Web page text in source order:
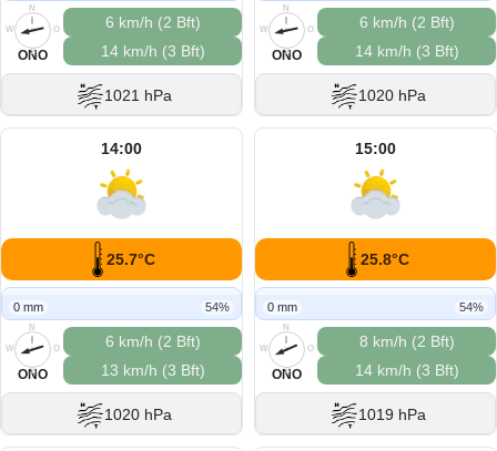
N
O
S
W
ONO
6 km/h (2 Bft)
14 km/h (3 Bft)
1021 hPa
N
O
S
W
ONO
6 km/h (2 Bft)
14 km/h (3 Bft)
1020 hPa
14:00
25.7°C
0 mm 54%
N
O
S
W
ONO
6 km/h (2 Bft)
13 km/h (3 Bft)
1020 hPa
15:00
25.8°C
0 mm 54%
N
O
S
W
ONO
8 km/h (2 Bft)
14 km/h (3 Bft)
1019 hPa